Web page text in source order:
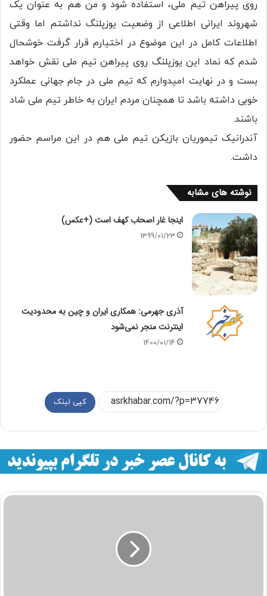
روی پیراهن تیم ملی، استفاده شود و من هم به عنوان یک
شهروند ایرانی اطلاعی از وضعیت یوزپلنگ نداشتم اما وقتی
اطلاعات کامل در این موضوع در اختیارم قرار گرفت خوشحال
شدم که نماد این یوزپلنگ روی پیراهن تیم ملی نقش خواهد
بست و در نهایت امیدوارم که تیم ملی در جام جهانی عملکرد
خوبی داشته باشد تا همچنان مردم ایران به خاطر تیم ملی شاد
باشند.
آندرانیک تیموریان بازیکن تیم ملی هم در این مراسم حضور
داشت.
نوشته های مشابه
اینجا غار اصحاب کهف است (+عکس)
1399/01/23
آذری جهرمی: همکاری ایران و چین به محدودیت
اینترنت منجر نمی‌شود
1400/01/14
کپی لینک